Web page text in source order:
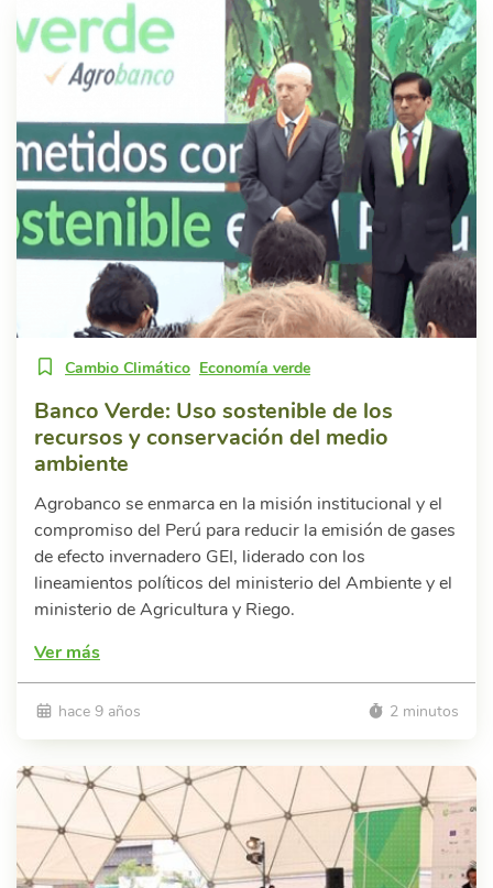
Cambio Climático Economía verde
Banco Verde: Uso sostenible de los
recursos y conservación del medio
ambiente
Agrobanco se enmarca en la misión institucional y el
compromiso del Perú para reducir la emisión de gases
de efecto invernadero GEI, liderado con los
lineamientos políticos del ministerio del Ambiente y el
ministerio de Agricultura y Riego.
Ver más
hace 9 años 2 minutos